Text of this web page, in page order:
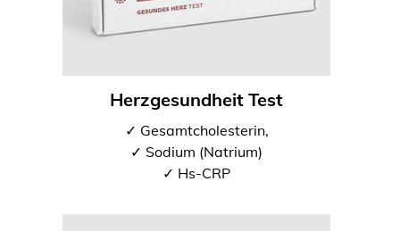
Herzgesundheit Test
✓ Gesamtcholesterin,
✓ Sodium (Natrium)
✓ Hs-CRP